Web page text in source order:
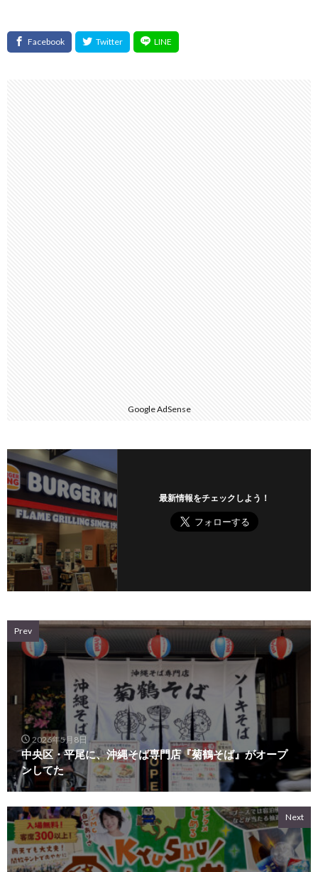
Google AdSense
最新情報をチェックしよう！
Prev
2026年5月8日
中央区・平尾に、沖縄そば専門店『菊鶴そば』がオープ
ンしてた
Next